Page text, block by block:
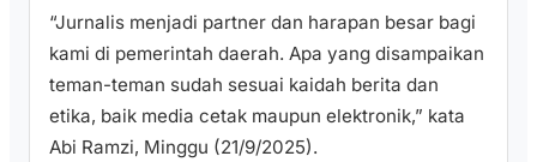
“Jurnalis menjadi partner dan harapan besar bagi
kami di pemerintah daerah. Apa yang disampaikan
teman-teman sudah sesuai kaidah berita dan
etika, baik media cetak maupun elektronik,” kata
Abi Ramzi, Minggu (21/9/2025).